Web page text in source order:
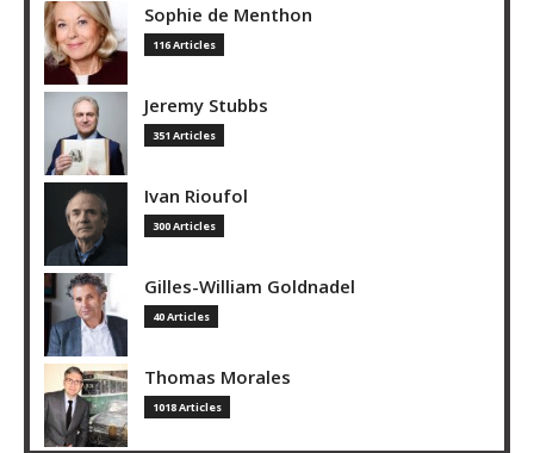
Sophie de Menthon
116 Articles
Jeremy Stubbs
351 Articles
Ivan Rioufol
300 Articles
Gilles-William Goldnadel
40 Articles
Thomas Morales
1018 Articles